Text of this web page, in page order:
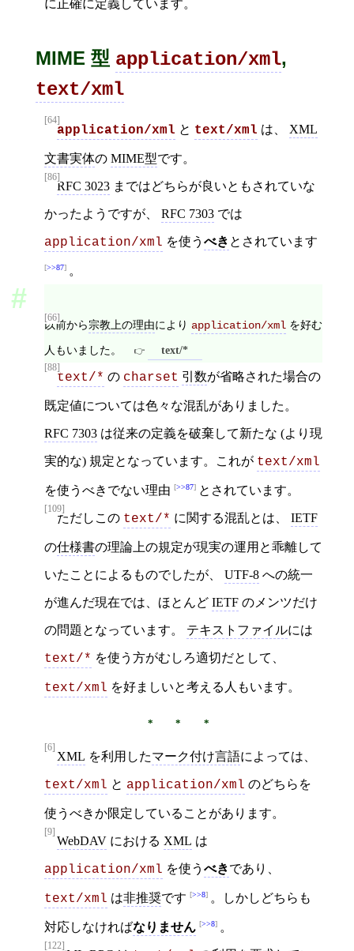
に正確に定義しています。
MIME 型 application/xml,
text/xml
[64]
application/xml と text/xml は、 XML
文書実体の MIME型です。
[86]
RFC 3023 まではどちらが良いともされていな
かったようですが、 RFC 7303 では
application/xml を使う べき とされています
>>87 。
[66]
以前から宗教上の理由により application/xml を好む
人もいました。
text/*
[88]
text/* の charset 引数が省略された場合の
既定値については色々な混乱がありました。
RFC 7303 は従来の定義を破棄して新たな (より現
実的な) 規定となっています。これが text/xml
を使うべきでない理由 >>87 とされています。
[109]
ただしこの text/* に関する混乱とは、 IETF
の仕様書の理論上の規定が現実の運用と乖離して
いたことによるものでしたが、 UTF-8 への統一
が進んだ現在では、ほとんど IETF のメンツだけ
の問題となっています。 テキストファイルには
text/* を使う方がむしろ適切だとして、
text/xml を好ましいと考える人もいます。
[6]
XML を利用したマーク付け言語によっては、
text/xml と application/xml のどちらを
使うべきか限定していることがあります。
[9]
WebDAV における XML は
application/xml を使う べきであり、
text/xml は非推奨です >>8 。しかしどちらも
対応しなければなりません >>8 。
[122]